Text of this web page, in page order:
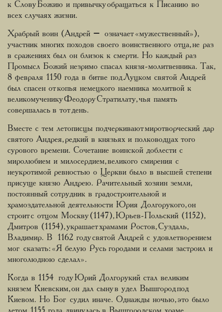
к Слову Божию и привычку обращаться к Писанию во
всех случаях жизни.
Храбрый воин (Андрей – означает «мужественный»),
участник многих походов своего воинственного отца, не раз
в сражениях был он близок к смерти. Но каждый раз
Промысл Божий незримо спасал князя-молитвенника. Так,
8 февраля 1150 года в битве под Луцком святой Андрей
был спасен от копья немецкого наемника молитвой к
великомученику Феодору Стратилату, чья память
совершалась в тот день.
Вместе с тем летописцы подчеркивают миротворческий дар
святого Андрея, редкий в князьях и полководцах того
сурового времени. Сочетание воинской доблести с
миролюбием и милосердием, великого смирения с
неукротимой ревностью о Церкви было в высшей степени
присуще князю Андрею. Рачительный хозяин земли,
постоянный сотрудник в градостроительной и
храмоздательной деятельности Юрия Долгорукого, он
строит с отцом Москву (1147), Юрьев-Польский (1152),
Дмитров (1154), украшает храмами Ростов, Суздаль,
Владимир. В 1162 году святой Андрей с удовлетворением
мог сказать: «Я белую Русь городами и селами застроил и
многолюдною сделал».
Когда в 1154 году Юрий Долгорукий стал великим
князем Киевским, он дал сыну в удел Вышгород под
Киевом. Но Бог судил иначе. Однажды ночью, это было